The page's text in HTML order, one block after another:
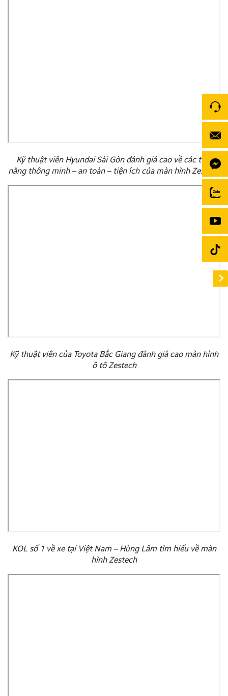
Kỹ thuật viên Hyundai Sài Gòn đánh giá cao về các tính
năng thông minh – an toàn – tiện ích của màn hình Zestech
Kỹ thuật viên của Toyota Bắc Giang đánh giá cao màn hình
ô tô Zestech
KOL số 1 về xe tại Việt Nam – Hùng Lâm tìm hiểu về màn
hình Zestech